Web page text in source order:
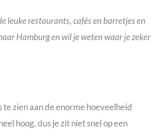
leuke restaurants, cafés en barretjes en
Hamburg en wil je weten waar je zeker
zien aan de enorme hoeveelheid
hoog, dus je zit niet snel op een